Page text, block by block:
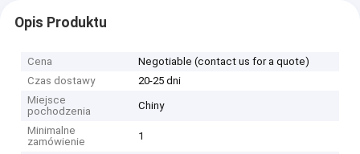
Opis Produktu
Cena
Negotiable (contact us for a quote)
Czas dostawy
20-25 dni
Miejsce
pochodzenia
Chiny
Minimalne
zamówienie
1